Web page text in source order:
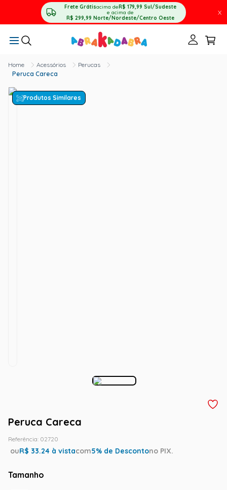
Frete Grátisacima deR$ 179,99 Sul/Sudeste
e acima de
R$ 299,99 Norte/Nordeste/Centro Oeste
X
Acessórios
Perucas
Peruca Careca
Produtos Similares
Peruca Careca
Referência: 02720
ouR$ 33.24 à vistacom5% de Descontono PIX.
Tamanho